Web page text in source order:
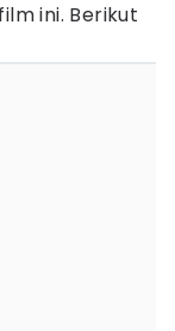
ini. Berikut